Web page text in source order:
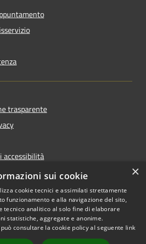
trasparente
accessibilità
dei dati
Copyright © 2026 • Comune di
Carini • Powered by
×
sui cookie
cookie tecnici e assimilati strettamente
funzionamento e alla navigazione del sito,
tecnico analitico al solo fine di elaborare
statistiche, aggregate e anonime.
consultare la cookie policy al seguente link